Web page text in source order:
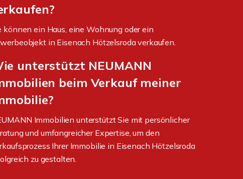
können ein Haus, eine Wohnung oder ein
in Eisenach Hötzelsroda verkaufen.
unterstützt NEUMANN
beim Verkauf meiner
Immobilien unterstützt Sie mit persönlicher
und umfangreicher Expertise, um den
Ihrer Immobilie in Eisenach Hötzelsroda
zu gestalten.